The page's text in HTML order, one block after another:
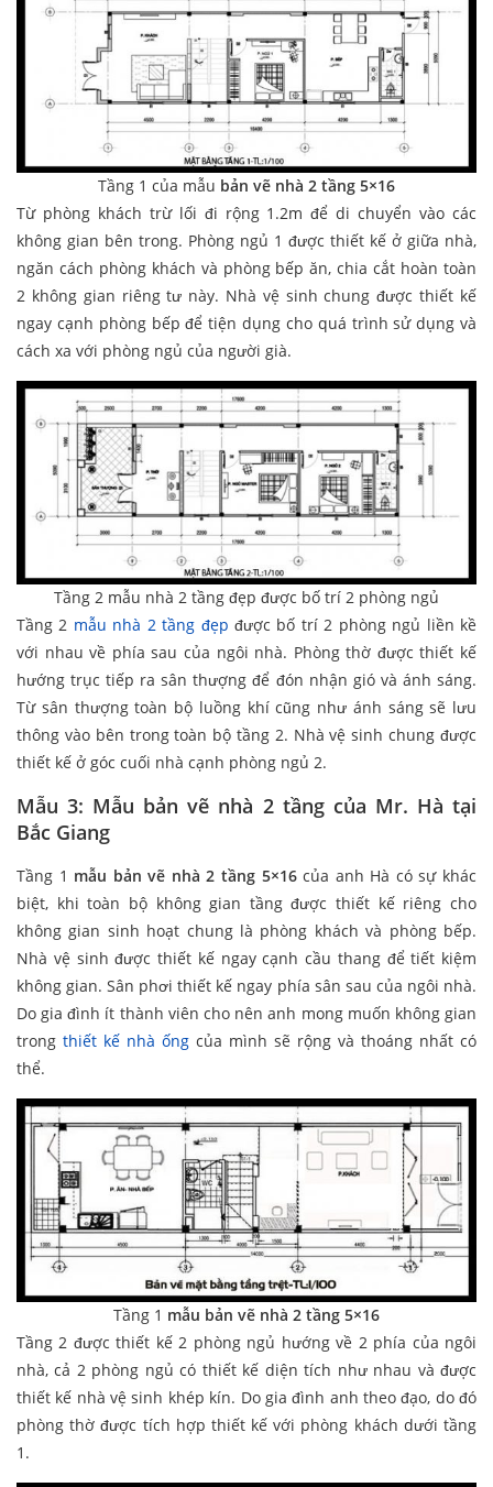
Tầng 1 của mẫu bản vẽ nhà 2 tầng 5×16
Từ phòng khách trừ lối đi rộng 1.2m để di chuyển vào các
không gian bên trong. Phòng ngủ 1 được thiết kế ở giữa nhà,
ngăn cách phòng khách và phòng bếp ăn, chia cắt hoàn toàn
2 không gian riêng tư này. Nhà vệ sinh chung được thiết kế
ngay cạnh phòng bếp để tiện dụng cho quá trình sử dụng và
cách xa với phòng ngủ của người già.
Tầng 2 mẫu nhà 2 tầng đẹp được bố trí 2 phòng ngủ
Tầng 2 mẫu nhà 2 tầng đẹp được bố trí 2 phòng ngủ liền kề
với nhau về phía sau của ngôi nhà. Phòng thờ được thiết kế
hướng trục tiếp ra sân thượng để đón nhận gió và ánh sáng.
Từ sân thượng toàn bộ luồng khí cũng như ánh sáng sẽ lưu
thông vào bên trong toàn bộ tầng 2. Nhà vệ sinh chung được
thiết kế ở góc cuối nhà cạnh phòng ngủ 2.
Mẫu 3: Mẫu bản vẽ nhà 2 tầng của Mr. Hà tại
Bắc Giang
Tầng 1 mẫu bản vẽ nhà 2 tầng 5×16của anh Hà có sự khác
biệt, khi toàn bộ không gian tầng được thiết kế riêng cho
không gian sinh hoạt chung là phòng khách và phòng bếp.
Nhà vệ sinh được thiết kế ngay cạnh cầu thang để tiết kiệm
không gian. Sân phơi thiết kế ngay phía sân sau của ngôi nhà.
Do gia đình ít thành viên cho nên anh mong muốn không gian
trong thiết kế nhà ống của mình sẽ rộng và thoáng nhất có
thể.
Tầng 1 mẫu bản vẽ nhà 2 tầng 5×16
Tầng 2 được thiết kế 2 phòng ngủ hướng về 2 phía của ngôi
nhà, cả 2 phòng ngủ có thiết kế diện tích như nhau và được
thiết kế nhà vệ sinh khép kín. Do gia đình anh theo đạo, do đó
phòng thờ được tích hợp thiết kế với phòng khách dưới tầng
1.